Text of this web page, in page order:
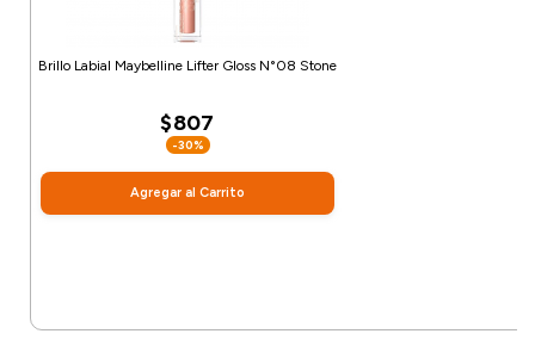
Brillo Labial Maybelline Lifter Gloss N°08 Stone
$807
-30%
Agregar al Carrito